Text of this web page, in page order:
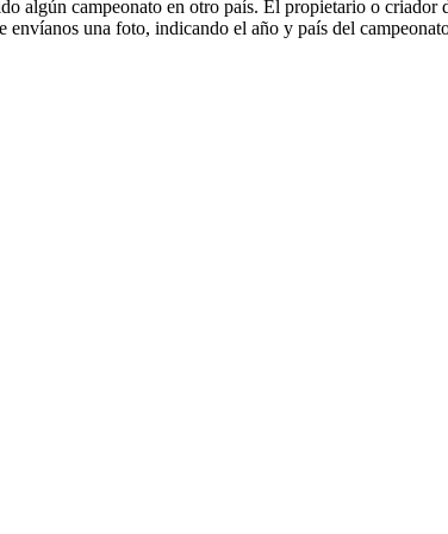
algún campeonato en otro país. El propietario o
envíanos una foto, indicando el año y país del